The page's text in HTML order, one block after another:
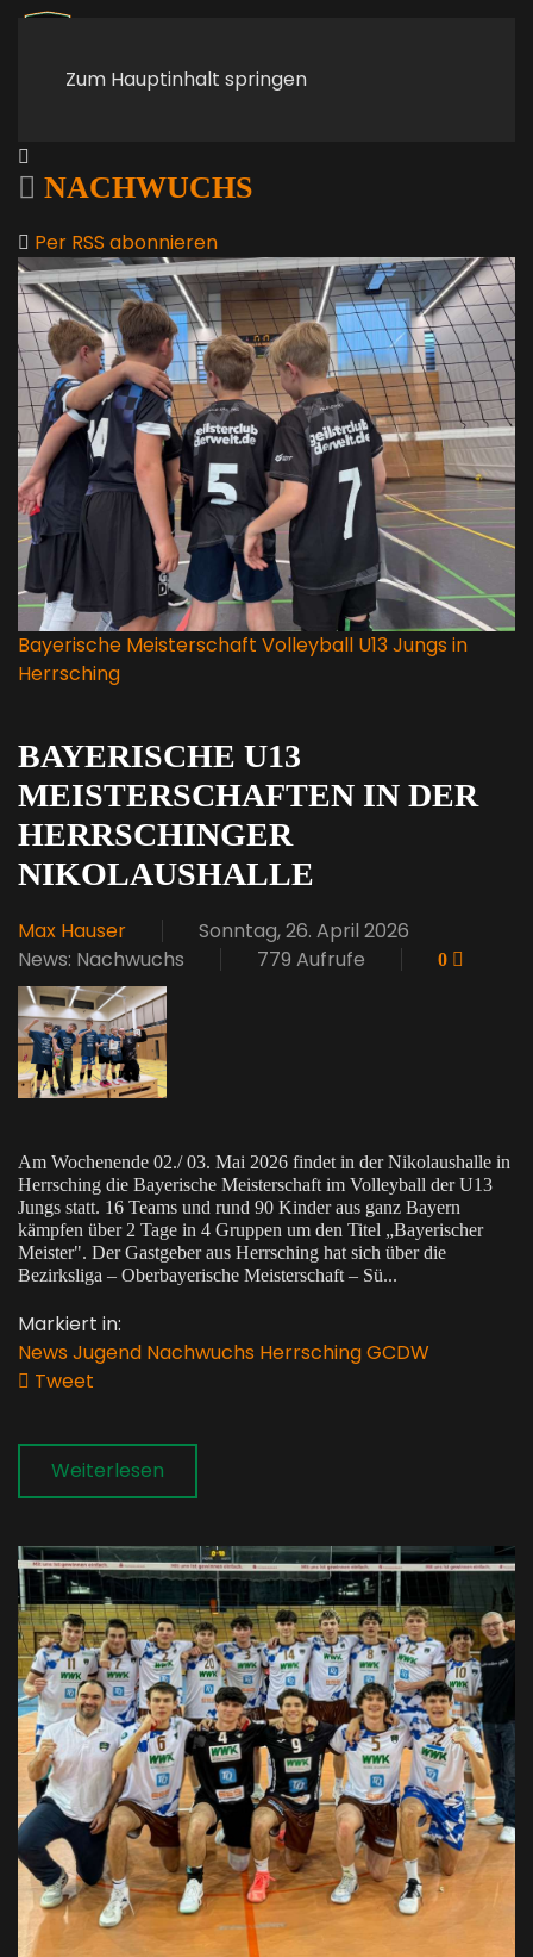
Zum Hauptinhalt springen
NACHWUCHS
Per RSS abonnieren
Bayerische Meisterschaft Volleyball U13 Jungs in
Herrsching
BAYERISCHE U13
MEISTERSCHAFTEN IN DER
HERRSCHINGER
NIKOLAUSHALLE
Max Hauser
Sonntag, 26. April 2026
News: Nachwuchs
779 Aufrufe 0
Am Wochenende 02./ 03. Mai 2026 findet in der Nikolaushalle in
Herrsching die Bayerische Meisterschaft im Volleyball der U13
Jungs statt. 16 Teams und rund 90 Kinder aus ganz Bayern
kämpfen über 2 Tage in 4 Gruppen um den Titel „Bayerischer
Meister". Der Gastgeber aus Herrsching hat sich über die
Bezirksliga – Oberbayerische Meisterschaft – Sü...
Markiert in:
News Jugend Nachwuchs HerrschingGCDW
Tweet
Weiterlesen